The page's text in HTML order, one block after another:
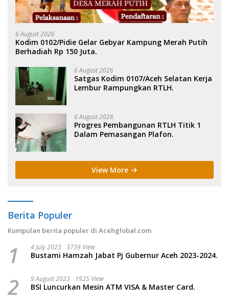
6 August 2026
Kodim 0102/Pidie Gelar Gebyar Kampung Merah Putih
Berhadiah Rp 150 Juta.
6 August 2026
Satgas Kodim 0107/Aceh Selatan Kerja
Lembur Rampungkan RTLH.
6 August 2026
Progres Pembangunan RTLH Titik 1
Dalam Pemasangan Plafon.
View More
Berita Populer
Kumpulan berita populer di Acehglobal.com
1 4 July 2023 3739 View
Bustami Hamzah Jabat Pj Gubernur Aceh 2023-2024.
2 9 August 2023 1925 View
BSI Luncurkan Mesin ATM VISA & Master Card.